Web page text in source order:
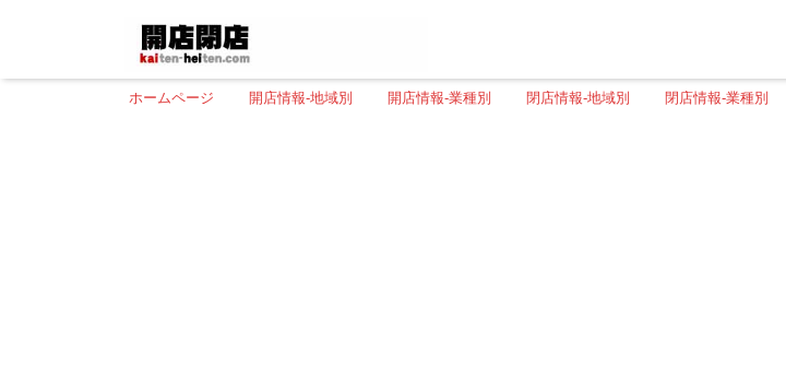
ホームページ 開店情報-地域別 開店情報-業種別 閉店情報-地域別 閉店情報-業種別